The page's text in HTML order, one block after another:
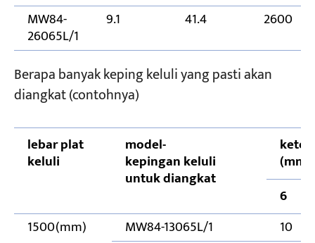
MW84-
26065L/1
9.1 41.4 2600
Berapa banyak keping keluli yang pasti akan
diangkat (contohnya)
lebar plat
keluli
model-
kepingan keluli
untuk diangkat
(mm)
6
1500(mm)
MW84-13065L/1
10